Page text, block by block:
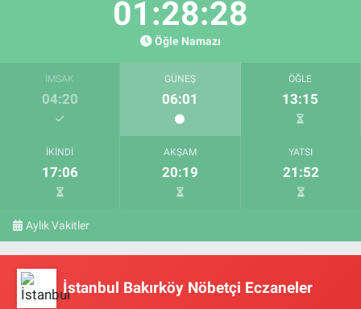
01:28:28
Öğle Namazı
İMSAK
04:20
GÜNEŞ
06:01
ÖĞLE
13:15
İKINDI
17:06
AKŞAM
20:19
YATSI
21:52
Aylık Vakitler
İstanbul Bakırköy Nöbetçi Eczaneler